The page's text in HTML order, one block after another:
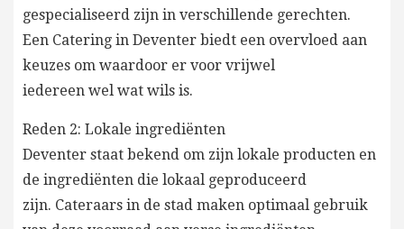
gespecialiseerd zijn in verschillende gerechten.
Een Catering in Deventer biedt een overvloed aan
keuzes om waardoor er voor vrijwel
iedereen wel wat wils is.
Reden 2: Lokale ingrediënten
Deventer staat bekend om zijn lokale producten en
de ingrediënten die lokaal geproduceerd
zijn. Cateraars in de stad maken optimaal gebruik